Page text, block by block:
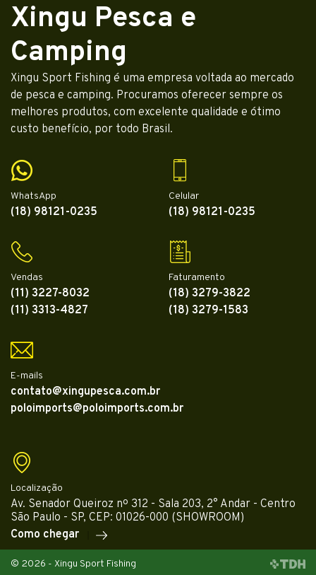
Xingu Pesca e
Camping
Xingu Sport Fishing é uma empresa voltada ao mercado
de pesca e camping. Procuramos oferecer sempre os
melhores produtos, com excelente qualidade e ótimo
custo benefício, por todo Brasil.
WhatsApp
(18) 98121-0235
Celular
(18) 98121-0235
Vendas
(11) 3227-8032
(11) 3313-4827
Faturamento
(18) 3279-3822
(18) 3279-1583
E-mails
contato@xingupesca.com.br
poloimports@poloimports.com.br
Localização
Av. Senador Queiroz nº 312 - Sala 203, 2° Andar - Centro
São Paulo - SP, CEP: 01026-000 (SHOWROOM)
Como chegar
© 2026 - Xingu Sport Fishing